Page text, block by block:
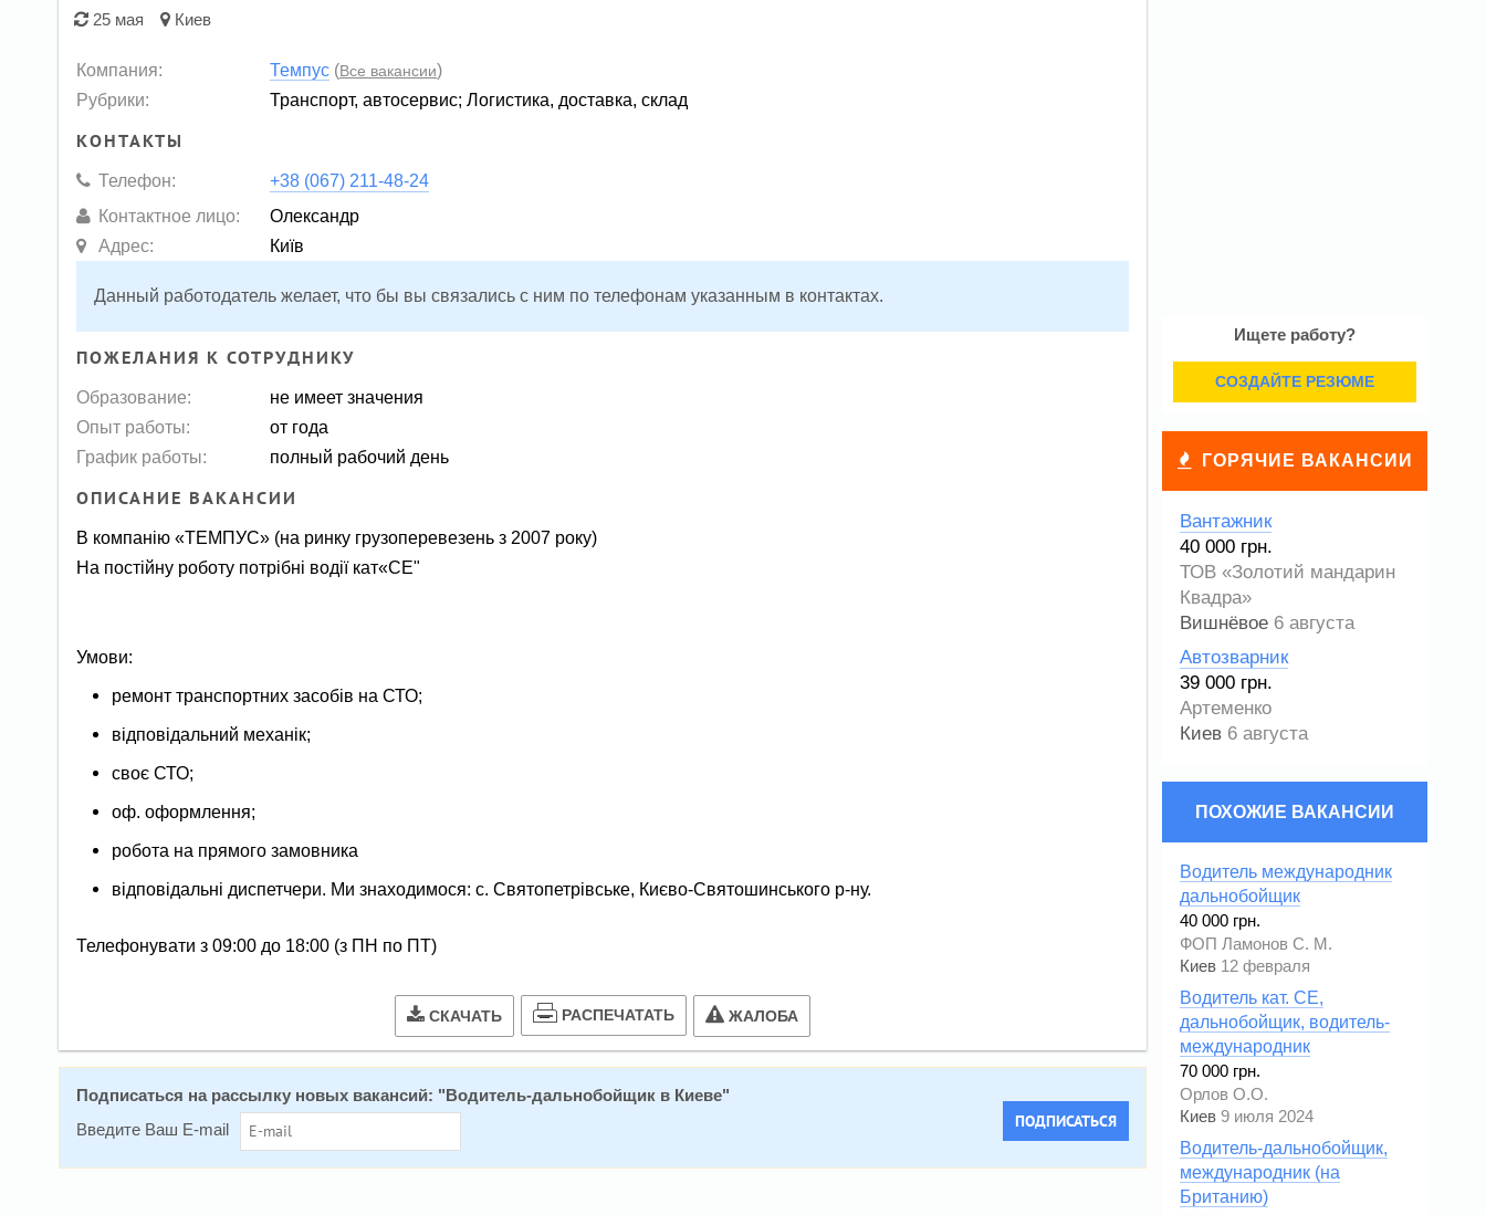
25 мая Киев
Компания: Темпус (Все вакансии)
Рубрики:
Транспорт, автосервис;Логистика, доставка, склад
КОНТАКТЫ
Телефон:
+38 (067) 211-48-24
Контактное лицо:
Олександр
Адрес:
Київ
Данный работодатель желает, что бы вы связались с ним по телефонам указанным в контактах.
ПОЖЕЛАНИЯ К СОТРУДНИКУ
Образование:
не имеет значения
Опыт работы:
от года
График работы:
полный рабочий день
ОПИСАНИЕ ВАКАНСИИ
В компанію «ТЕМПУС» (на ринку грузоперевезень з 2007 року)
На постійну роботу потрібні водії кат«СЕ"
Умови:
ремонт транспортних засобів на СТО;
відповідальний механік;
своє СТО;
оф. оформлення;
робота на прямого замовника
відповідальні диспетчери. Ми знаходимося: с. Святопетрівське, Києво-Святошинського р-ну.
Телефонувати з 09:00 до 18:00 (з ПН по ПТ)
СКАЧАТЬ РАСПЕЧАТАТЬ ЖАЛОБА
Подписаться на расcылку новых вакансий: "Водитель-дальнобойщик в Киеве"
Введите Ваш E-mail
ПОДПИСАТЬСЯ
Ищете работу?
СОЗДАЙТЕ РЕЗЮМЕ
ГОРЯЧИЕ ВАКАНСИИ
Вантажник
40 000 грн.
ТОВ «Золотий мандарин
Квадра»
Вишнёвое 6 августа
Автозварник
39 000 грн.
Артеменко
Киев 6 августа
ПОХОЖИЕ ВАКАНСИИ
Водитель международник
дальнобойщик
40 000 грн.
ФОП Ламонов С. М.
Киев 12 февраля
Водитель кат. СЕ,
дальнобойщик, водитель-
международник
70 000 грн.
Орлов О.О.
Киев 9 июля 2024
Водитель-дальнобойщик,
международник (на
Британию)